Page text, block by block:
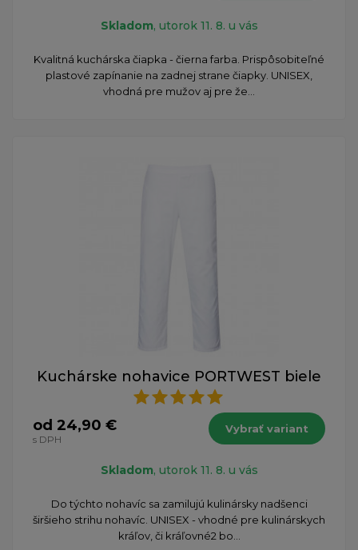
Skladom, utorok 11. 8. u vás
Kvalitná kuchárska čiapka - čierna farba. Prispôsobiteľné
plastové zapínanie na zadnej strane čiapky. UNISEX,
vhodná pre mužov aj pre že...
Kuchárske nohavice PORTWEST biele
od 24,90 €
s DPH
Vybrať variant
Skladom, utorok 11. 8. u vás
Do týchto nohavíc sa zamilujú kulinársky nadšenci
širšieho strihu nohavíc. UNISEX - vhodné pre kulinárskych
kráľov, či kráľovné ​2 bo...